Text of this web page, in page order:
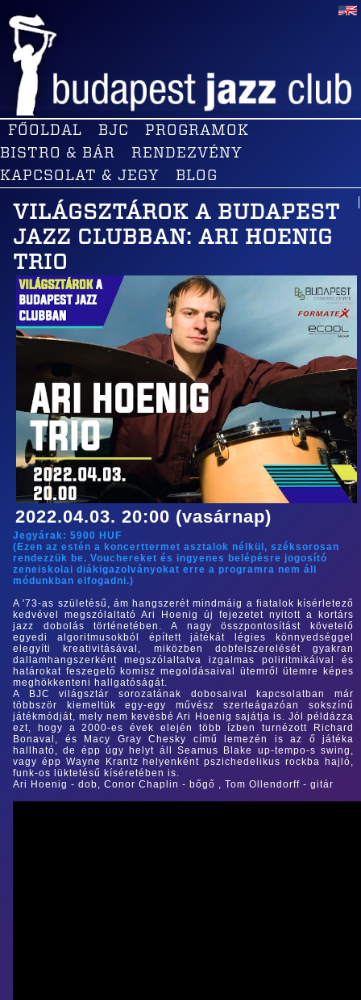
FŐOLDAL BJC
PROGRAMOK
BISTRO & BÁR
RENDEZVÉNY
KAPCSOLAT & JEGY
BLOG
VILÁGSZTÁROK A BUDAPEST
JAZZ CLUBBAN: ARI HOENIG
TRIO
2022.04.03. 20:00 (vasárnap)
Jegyárak: 5900 HUF
(Ezen az estén a koncerttermet asztalok nélkül, széksorosan
rendezzük be. Vouchereket és ingyenes belépésre jogosító
zeneiskolai diákigazolványokat erre a programra nem áll
módunkban elfogadni.)
A '73-as születésű, ám hangszerét mindmáig a fiatalok kísérletező
kedvével megszólaltató Ari Hoenig új fejezetet nyitott a kortárs
jazz dobolás történetében. A nagy összpontosítást követelő
egyedi algoritmusokból épített játékát légies könnyedséggel
elegyíti kreativitásával, miközben dobfelszerelését gyakran
dallamhangszerként megszólaltatva izgalmas poliritmikáival és
határokat feszegető komisz megoldásaival ütemről ütemre képes
meghökkenteni hallgatóságát.
A BJC világsztár sorozatának dobosaival kapcsolatban már
többször kiemeltük egy-egy művész szerteágazóan sokszínű
játékmódját, mely nem kevésbé Ari Hoenig sajátja is. Jól példázza
ezt, hogy a 2000-es évek elején több ízben turnézott Richard
Bonaval, és Macy Gray Chesky című lemezén is az ő játéka
hallható, de épp úgy helyt áll Seamus Blake up-tempo-s swing,
vagy épp Wayne Krantz helyenként pszichedelikus rockba hajló,
funk-os lüktetésű kíséretében is.
Ari Hoenig - dob, Conor Chaplin - bőgő , Tom Ollendorff - gitár